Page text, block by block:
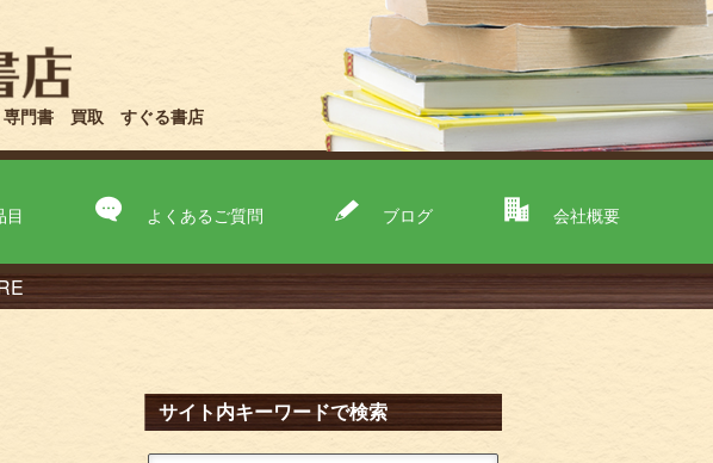
専門書 買取 すぐる書店
目 よくあるご質問 ブログ 会社概要
サイト内キーワードで検索